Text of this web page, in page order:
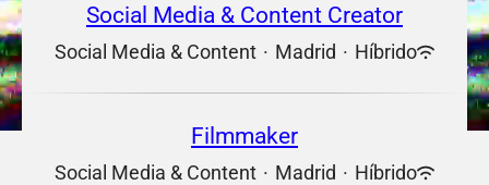
Social Media & Content Creator
Social Media & Content · Madrid · Híbrido
Filmmaker
Social Media & Content · Madrid · Híbrido